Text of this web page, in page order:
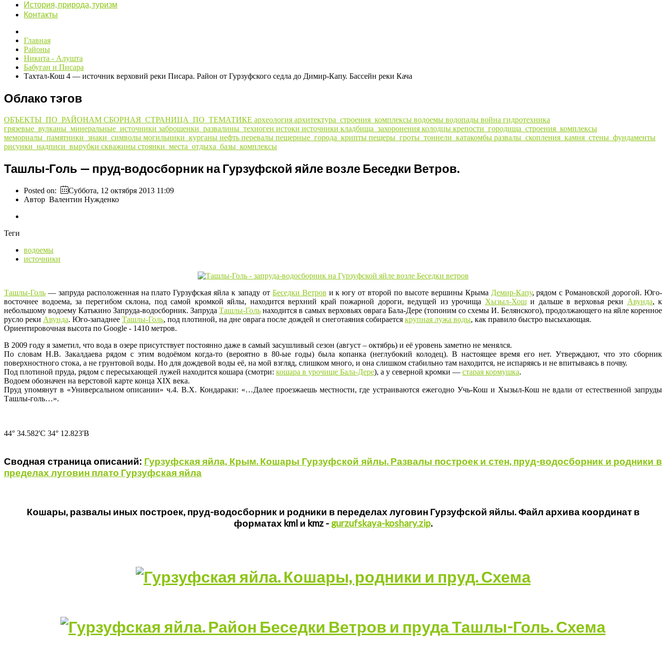
История, природа, туризм
Контакты
Главная
Районы
Никита - Алушта
Бабуган и Писара
Тахтал-Кош 4 — источник верховий реки Писара. Район от Гурзуфского седла до Димир-Капу. Бассейн реки Кача
Облако тэгов
ОБЪЕКТЫ_ПО_РАЙОНАМ СБОРНАЯ_СТРАНИЦА_ПО_ТЕМАТИКЕ археология архитектура_строения_комплексы водоемы водопады война гидротехника
грязевые_вулканы_минеральные_источники заброшенки_развалины_техноген истоки источники кладбища_захоронения колодцы крепости_городища_строения_комплексы
мемориалы_памятники_знаки_символы могильники_курганы нефть перевалы пещерные_города_крипты пещеры_гроты_тоннели_катакомбы развалы_скопления_камня_стены_фундаменты
рисунки_надписи_вырубки скважины стоянки_места_отдыха_базы_комплексы
Ташлы-Голь — пруд-водосборник на Гурзуфской яйле возле Беседки Ветров.
Posted on:
Суббота, 12 октября 2013 11:09
Автор Валентин Нужденко
Теги
водоемы
источники
Ташлы-Голь — запруда расположенная на плато Гурзуфская яйла к западу от Беседки Ветров и к югу от второй по высоте вершины Крыма Демир-Капу, рядом с Романовской дорогой. Юго-
восточнее водоема, за перегибом склона, под самой кромкой яйлы, находится верхний край пожарной дороги, ведущей из урочища Хызыл-Хоши дальше в верховья реки Авунда, к
небольшому водоему Катькино Запруда-водосборник. Запруда Ташлы-Голь находится в самых верховьях оврага Бала-Дере (топоним со схемы И. Белянского), продолжающего на яйле коренное
русло реки Авунда. Юго-западнее Ташлы-Голь, под плотиной, на дне оврага после дождей и снеготаяния собирается крупная лужа воды, как правило быстро высыхающая.
Ориентировочная высота по Google - 1410 метров.
В 2009 году я заметил, что вода в озере присутствует постоянно даже в самый засушливый сезон (август – октябрь) и её уровень заметно не менялся.
По словам Н.В. Закалдаева рядом с этим водоёмом когда-то (вероятно в 80-ые годы) была копанка (неглубокий колодец). В настоящее время его нет. Утверждают, что это сборник
поверхностного стока, а не грунтовой воды. Но для дождевой воды её, на мой взгляд, слишком много, и она слишком стабильно там находится, не испаряясь и не впитываясь в почву.
Под плотиной пруда, рядом с пересыхающей лужей находится кошара (смотри: кошара в урочище Бала-Дере), а у северной кромки — старая кормушка.
Водоем обозначен на верстовой карте конца XIX века.
Пруд упомянут в «Универсальном описании» ч.4. В.Х. Кондараки: «…Далее проезжаешь местности, где устраиваются ежегодно Учь-Кош и Хызыл-Кош не вдали от естественной запруды
Ташлы-голь…».
44° 34.582'С 34° 12.823'В
Сводная страница описаний: Гурзуфская яйла, Крым. Кошары Гурзуфской яйлы. Развалы построек и стен, пруд-водосборник и родники в
пределах луговин плато Гурзуфская яйла
Кошары, развалы иных построек, пруд-водосборник и родники в переделах луговин Гурзуфской яйлы. Файл архива координат в
форматах kml и kmz - gurzufskaya-koshary.zip.